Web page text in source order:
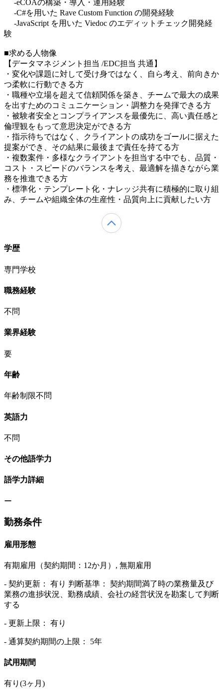
-eCOAの構築・導入・運用経験
-C#を用いた Rave Custom Function の開発経験
-JavaScript を用いた Viedoc のエディットチェック開発経
験
■求める人物像
【データマネジメント担当 /EDC担当 共通】
・変化や課題に対して受け身ではなく、自ら考え、前向きか
つ柔軟に行動できる方
・職種や立場を超えて信頼関係を築き、チームで最大の成果
を出すためのコミュニケーション・調整力を発揮できる方
・被験者安全とコンプライアンスを最優先に、高い責任感と
倫理観をもって意思決定ができる方
・指示待ちではなく、クライアントの成功をゴールに据えた
提案ができ、その結果に最後まで責任を持てる方
・複数案件・多様なクライアントを担当する中でも、品質・
コスト・スピードのバランスを考え、最適解を描きながら業
務を推進できる方
・標準化・テンプレート化・ナレッジ共有に積極的に取り組
み、チームや組織全体の生産性・品質向上に貢献したい方
学歴
専門学校
職務経験
不問
業界経験
要
年齢
年齢制限不問
英語力
不問
その他語学力
語学力詳細
ー
勤務条件
雇用形態
有期雇用（契約期間：12か月）, 無期雇用
- 契約更新： 有り 判断基準： 契約期間満了時の業務量及び
業務の進捗状況、勤務成績、会社の経営状況を勘案して判断
する
- 更新上限： 有り
- 通算契約期間の上限： 5年
試用期間
有り(3ヶ月)